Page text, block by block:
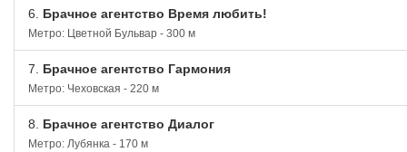
6. Брачное агентство Время любить!
Метро: Цветной Бульвар - 300 м
7. Брачное агентство Гармония
Метро: Чеховская - 220 м
8. Брачное агентство Диалог
Метро: Лубянка - 170 м